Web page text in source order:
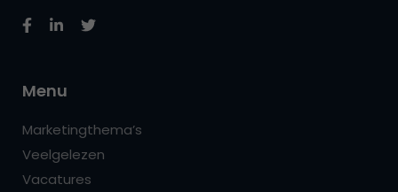
Menu
Marketingthema’s
Veelgelezen
Vacatures